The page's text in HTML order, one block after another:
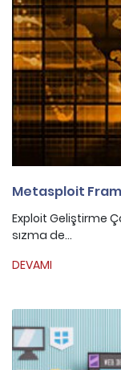
Metasploit
Exploit Geliştirme
sızma de...
DEVAMI